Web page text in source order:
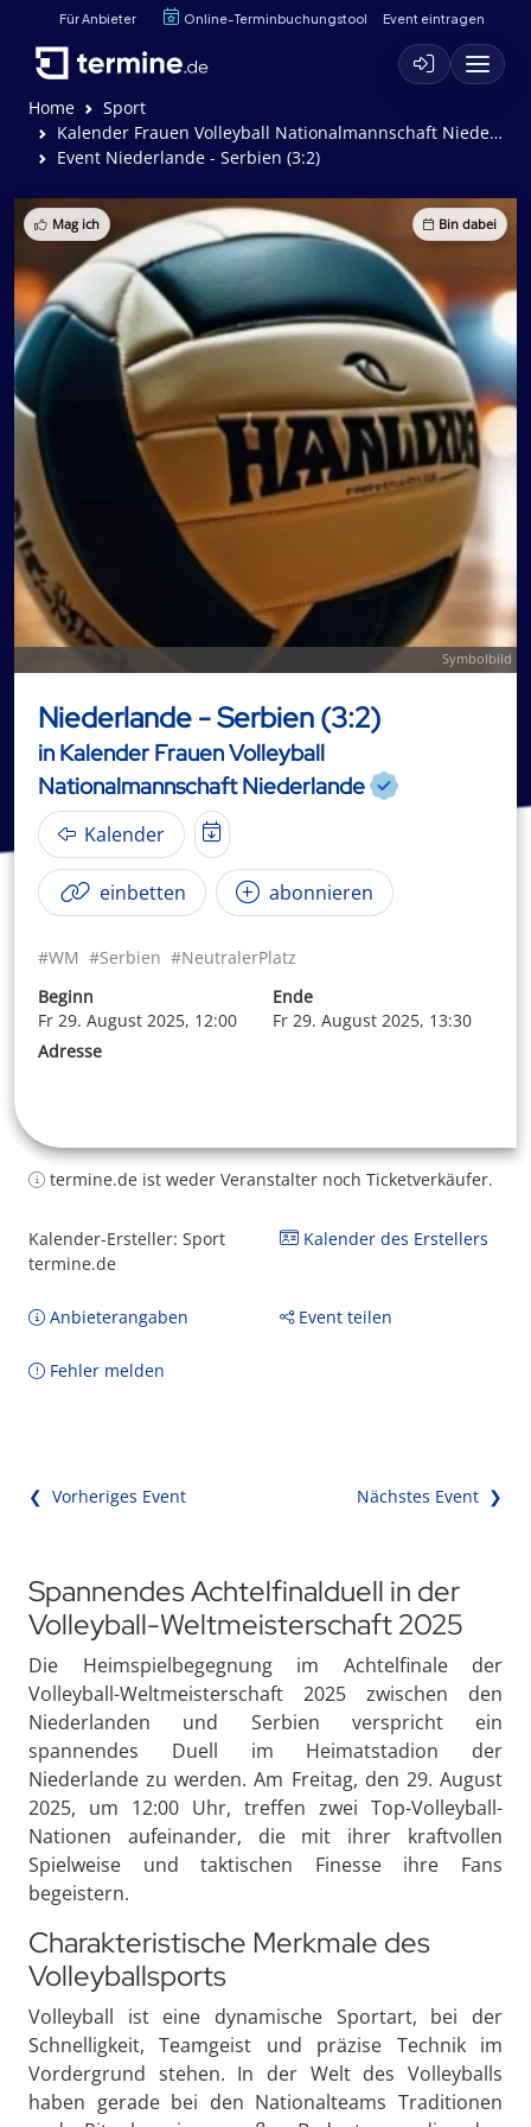
Für Anbieter Online-Terminbuchungstool Event eintragen
Home
Sport
Kalender Frauen Volleyball Nationalmannschaft Niederlande
Event Niederlande - Serbien (3:2)
Mag ich Bin dabei
Symbolbild
Niederlande - Serbien (3:2)
in Kalender Frauen Volleyball
Nationalmannschaft Niederlande
Kalender
einbetten abonnieren
#WM #Serbien #NeutralerPlatz
Beginn
Fr 29. August 2025, 12:00
Ende
Fr 29. August 2025, 13:30
Adresse
termine.de ist weder Veranstalter noch Ticketverkäufer.
Kalender-Ersteller: Sport
termine.de
Kalender des Erstellers
Anbieterangaben Event teilen
Fehler melden
❮ Vorheriges Event Nächstes Event ❯
Spannendes Achtelfinalduell in der
Volleyball-Weltmeisterschaft 2025
Die Heimspielbegegnung im Achtelfinale der
Volleyball-Weltmeisterschaft 2025 zwischen den
Niederlanden und Serbien verspricht ein
spannendes Duell im Heimatstadion der
Niederlande zu werden. Am Freitag, den 29. August
2025, um 12:00 Uhr, treffen zwei Top-Volleyball-
Nationen aufeinander, die mit ihrer kraftvollen
Spielweise und taktischen Finesse ihre Fans
begeistern.
Charakteristische Merkmale des
Volleyballsports
Volleyball ist eine dynamische Sportart, bei der
Schnelligkeit, Teamgeist und präzise Technik im
Vordergrund stehen. In der Welt des Volleyballs
haben gerade bei den Nationalteams Traditionen